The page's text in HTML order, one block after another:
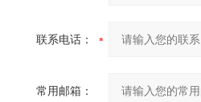
联系电话：
常用邮箱：